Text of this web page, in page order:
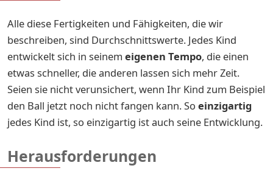
Alle diese Fertigkeiten und Fähigkeiten, die wir
beschreiben, sind Durchschnittswerte. Jedes Kind
entwickelt sich in seinem eigenen Tempo, die einen
etwas schneller, die anderen lassen sich mehr Zeit.
Seien sie nicht verunsichert, wenn Ihr Kind zum Beispiel
den Ball jetzt noch nicht fangen kann. So einzigartig
jedes Kind ist, so einzigartig ist auch seine Entwicklung.
Herausforderungen